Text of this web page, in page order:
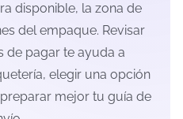
disponible, la zona de
del empaque. Revisar
de pagar te ayuda a
elegir una opción
mejor tu guía de